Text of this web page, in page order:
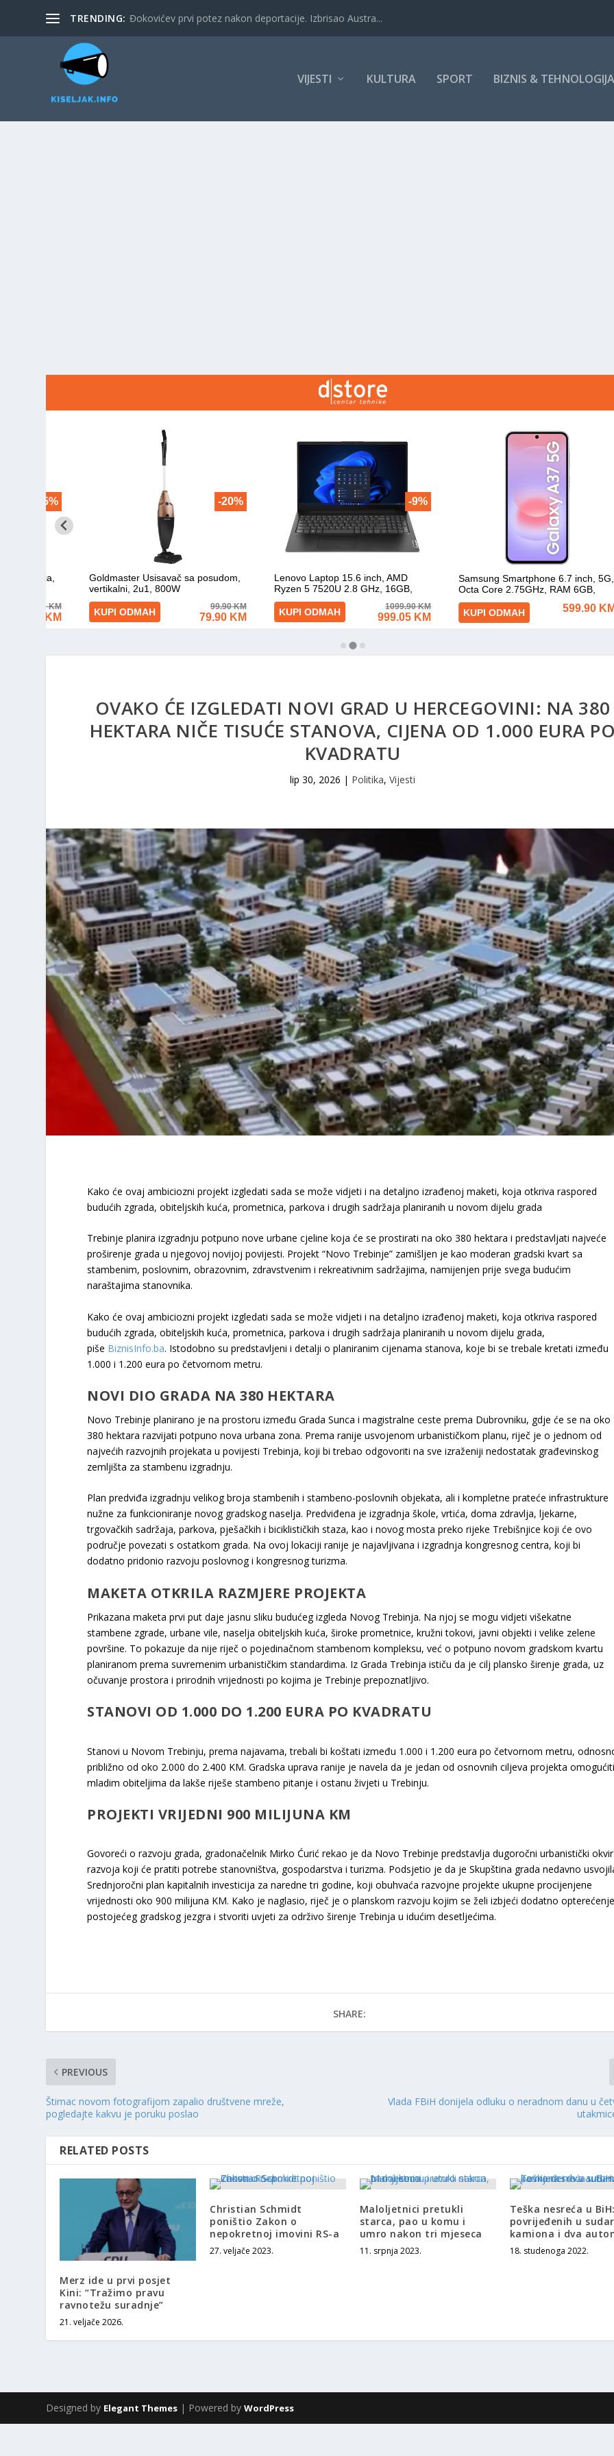
TRENDING: Đokovićev prvi potez nakon deportacije. Izbrisao Austra...
VIJESTI KULTURA SPORT BIZNIS & TEHNOLOGIJA
OVAKO ĆE IZGLEDATI NOVI GRAD U HERCEGOVINI: NA 380
HEKTARA NIČE TISUĆE STANOVA, CIJENA OD 1.000 EURA
KVADRATU
lip 30, 2026 | Politika,Vijesti
Kako će ovaj ambiciozni projekt izgledati sada se može vidjeti i na detaljno izrađenoj maketi, koja otkriva raspored
budućih zgrada, obiteljskih kuća, prometnica, parkova i drugih sadržaja planiranih u novom dijelu grada
Trebinje planira izgradnju potpuno nove urbane cjeline koja će se prostirati na oko 380 hektara i predstavljati najveće
proširenje grada u njegovoj novijoj povijesti. Projekt “Novo Trebinje” zamišljen je kao moderan gradski kvart sa
stambenim, poslovnim, obrazovnim, zdravstvenim i rekreativnim sadržajima, namijenjen prije svega budućim
naraštajima stanovnika.
Kako će ovaj ambiciozni projekt izgledati sada se može vidjeti i na detaljno izrađenoj maketi, koja otkriva raspored
budućih zgrada, obiteljskih kuća, prometnica, parkova i drugih sadržaja planiranih u novom dijelu grada,
piše BiznisInfo.ba. Istodobno su predstavljeni i detalji o planiranim cijenama stanova, koje bi se trebale kretati između
1.000 i 1.200 eura po četvornom metru.
NOVI DIO GRADA NA 380 HEKTARA
Novo Trebinje planirano je na prostoru između Grada Sunca i magistralne ceste prema Dubrovniku, gdje će se na oko
380 hektara razvijati potpuno nova urbana zona. Prema ranije usvojenom urbanističkom planu, riječ je o jednom od
najvećih razvojnih projekata u povijesti Trebinja, koji bi trebao odgovoriti na sve izraženiji nedostatak građevinskog
zemljišta za stambenu izgradnju.
Plan predviđa izgradnju velikog broja stambenih i stambeno-poslovnih objekata, ali i kompletne prateće infrastrukture
nužne za funkcioniranje novog gradskog naselja. Predviđena je izgradnja škole, vrtića, doma zdravlja, ljekarne,
trgovačkih sadržaja, parkova, pješačkih i biciklističkih staza, kao i novog mosta preko rijeke Trebišnjice koji će ovo
područje povezati s ostatkom grada. Na ovoj lokaciji ranije je najavljivana i izgradnja kongresnog centra, koji bi
dodatno pridonio razvoju poslovnog i kongresnog turizma.
MAKETA OTKRILA RAZMJERE PROJEKTA
Prikazana maketa prvi put daje jasnu sliku budućeg izgleda Novog Trebinja. Na njoj se mogu vidjeti višekatne
stambene zgrade, urbane vile, naselja obiteljskih kuća, široke prometnice, kružni tokovi, javni objekti i velike zelene
površine. To pokazuje da nije riječ o pojedinačnom stambenom kompleksu, već o potpuno novom gradskom kvartu
planiranom prema suvremenim urbanističkim standardima. Iz Grada Trebinja ističu da je cilj plansko širenje grada, uz
očuvanje prostora i prirodnih vrijednosti po kojima je Trebinje prepoznatljivo.
STANOVI OD 1.000 DO 1.200 EURA PO KVADRATU
Stanovi u Novom Trebinju, prema najavama, trebali bi koštati između 1.000 i 1.200 eura po četvornom metru,
približno od oko 2.000 do 2.400 KM. Gradska uprava ranije je navela da je jedan od osnovnih ciljeva projekta
mladim obiteljima da lakše riješe stambeno pitanje i ostanu živjeti u Trebinju.
PROJEKTI VRIJEDNI 900 MILIJUNA KM
Govoreći o razvoju grada, gradonačelnik Mirko Ćurić rekao je da Novo Trebinje predstavlja dugoročni urbanistički okvir
razvoja koji će pratiti potrebe stanovništva, gospodarstva i turizma. Podsjetio je da je Skupština grada nedavno
Srednjoročni plan kapitalnih investicija za naredne tri godine, koji obuhvaća razvojne projekte ukupne procijenjene
vrijednosti oko 900 milijuna KM. Kako je naglasio, riječ je o planskom razvoju kojim se želi izbjeći dodatno
postojećeg gradskog jezgra i stvoriti uvjeti za održivo širenje Trebinja u idućim desetljećima.
SHARE:
PREVIOUS
Štimac novom fotografijom zapalio društvene mreže,
pogledajte kakvu je poruku poslao
Vlada FBiH donijela odluku o neradnom danu u
RELATED POSTS
Merz ide u prvi posjet
Kini: “Tražimo pravu
ravnotežu suradnje”
21. veljače 2026.
Christian Schmidt
poništio Zakon o
nepokretnoj imovini RS-a
27. veljače 2023.
Maloljetnici pretukli
starca, pao u komu i
umro nakon tri mjeseca
11. srpnja 2023.
Teška nesreća u
povrijeđenih u
kamiona i dva
18. studenoga 2022.
Designed by Elegant Themes | Powered byWordPress